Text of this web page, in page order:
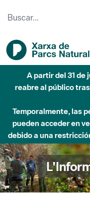
Hasta
Afectaciones en el
a obras de
L'informatiu Butlletí